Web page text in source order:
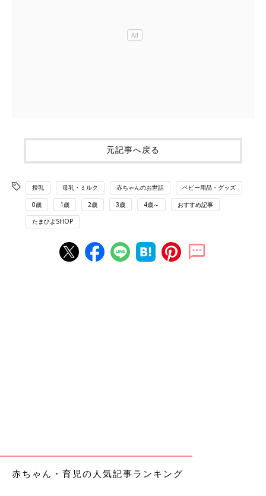
元記事へ戻る
授乳 母乳・ミルク 赤ちゃんのお世話 ベビー用品・グッズ
0歳 1歳 2歳 3歳 4歳～ おすすめ記事
たまひよSHOP
赤ちゃん・育児の人気記事ランキング